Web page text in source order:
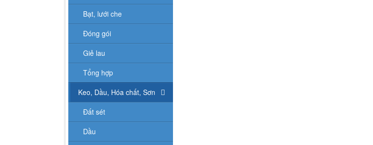
Bạt, lưới che
Đóng gói
Giẻ lau
Tổng hợp
Keo, Dầu, Hóa chất, Sơn
Đất sét
Dầu